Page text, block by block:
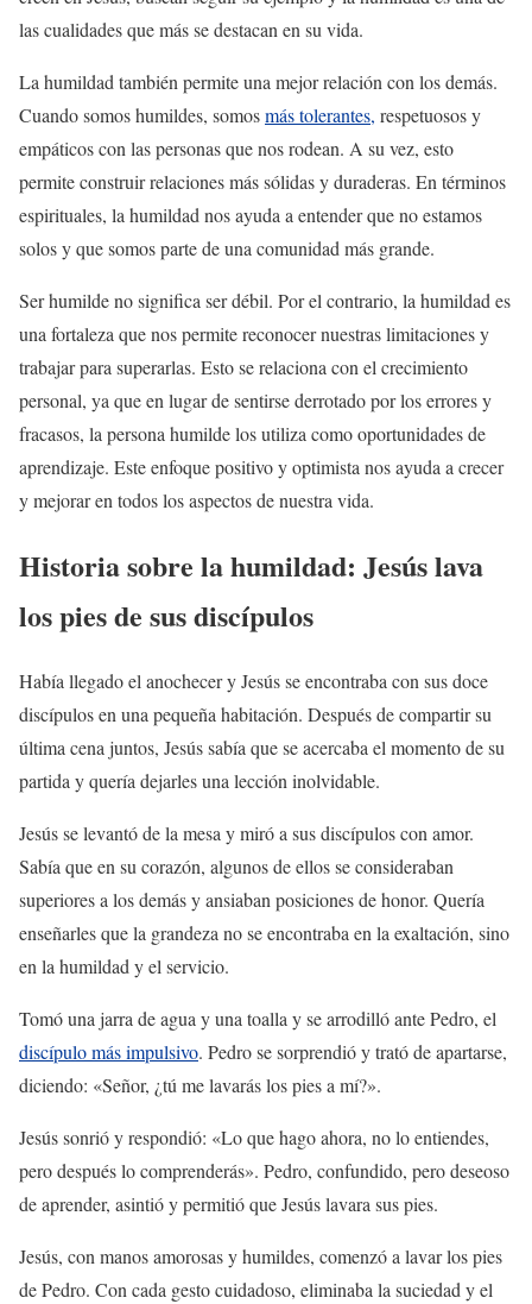
las cualidades que más se destacan en su vida.
La humildad también permite una mejor relación con los demás.
Cuando somos humildes, somosmás tolerantes, respetuosos y
empáticos con las personas que nos rodean. A su vez, esto
permite construir relaciones más sólidas y duraderas. En términos
espirituales, la humildad nos ayuda a entender que no estamos
solos y que somos parte de una comunidad más grande.
Ser humilde no significa ser débil. Por el contrario, la humildad es
una fortaleza que nos permite reconocer nuestras limitaciones y
trabajar para superarlas. Esto se relaciona con el crecimiento
personal, ya que en lugar de sentirse derrotado por los errores y
fracasos, la persona humilde los utiliza como oportunidades de
aprendizaje. Este enfoque positivo y optimista nos ayuda a crecer
y mejorar en todos los aspectos de nuestra vida.
Historia sobre la humildad: Jesús lava
los pies de sus discípulos
Había llegado el anochecer y Jesús se encontraba con sus doce
discípulos en una pequeña habitación. Después de compartir su
última cena juntos, Jesús sabía que se acercaba el momento de su
partida y quería dejarles una lección inolvidable.
Jesús se levantó de la mesa y miró a sus discípulos con amor.
Sabía que en su corazón, algunos de ellos se consideraban
superiores a los demás y ansiaban posiciones de honor. Quería
enseñarles que la grandeza no se encontraba en la exaltación, sino
en la humildad y el servicio.
Tomó una jarra de agua y una toalla y se arrodilló ante Pedro, el
discípulo más impulsivo. Pedro se sorprendió y trató de apartarse,
diciendo: «Señor, ¿tú me lavarás los pies a mí?».
Jesús sonrió y respondió: «Lo que hago ahora, no lo entiendes,
pero después lo comprenderás». Pedro, confundido, pero deseoso
de aprender, asintió y permitió que Jesús lavara sus pies.
Jesús, con manos amorosas y humildes, comenzó a lavar los pies
de Pedro. Con cada gesto cuidadoso, eliminaba la suciedad y el